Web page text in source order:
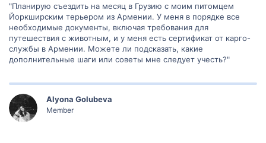
"Планирую съездить на месяц в Грузию с моим питомцем
Йоркширским терьером из Армении. У меня в порядке все
необходимые документы, включая требования для
путешествия с животным, и у меня есть сертификат от карго-
службы в Армении. Можете ли подсказать, какие
дополнительные шаги или советы мне следует учесть?"
Alyona Golubeva
Member